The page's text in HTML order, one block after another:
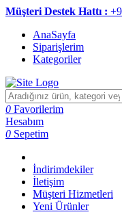
Müşteri Destek Hattı :
AnaSayfa
Siparişlerim
Kategoriler
0 Favorilerim
Hesabım
0 Sepetim
İndirimdekiler
İletişim
Müşteri Hizmetleri
Yeni Ürünler